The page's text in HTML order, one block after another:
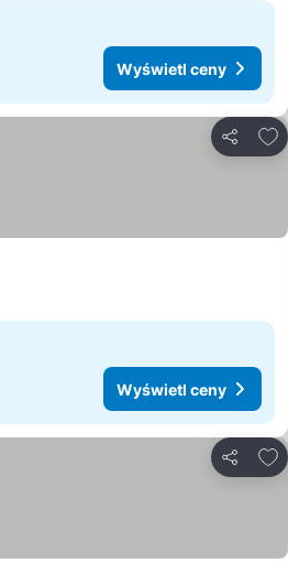
Wyświetl ceny
Wyświetl ceny